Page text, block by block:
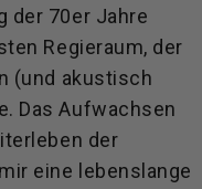
der 70er Jahre
Regieraum, der
(und akustisch
Das Aufwachsen
der
eine lebenslange